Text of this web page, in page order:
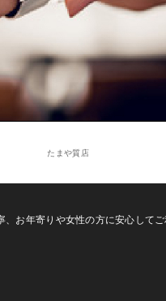
たまや質店
お年寄りや女性の方に安心して